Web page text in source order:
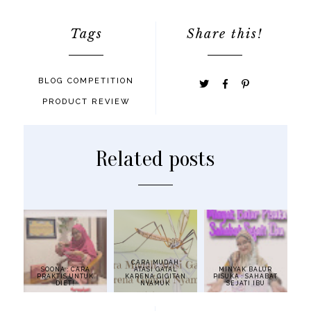
Share this!
Tags
BLOG COMPETITION
PRODUCT REVIEW
Related posts
SOONA : CARA
PRAKTIS UNTUK
DIET!
CARA MUDAH
ATASI GATAL
KARENA GIGITAN
NYAMUK
MINYAK BALUR
PISUKA : SAHABAT
SEJATI IBU